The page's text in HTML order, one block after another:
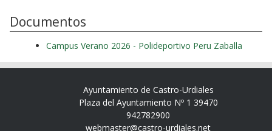
Documentos
Campus Verano 2026 - Polideportivo Peru Zaballa
Ayuntamiento de Castro-Urdiales
Plaza del Ayuntamiento Nº 1 39470
942782900
webmaster@castro-urdiales.net